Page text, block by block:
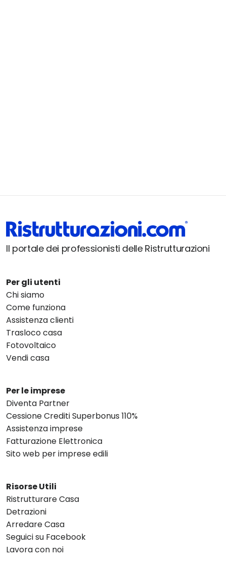
Il portale dei professionisti delle Ristrutturazioni
Per gli utenti
Chi siamo
Come funziona
Assistenza clienti
Trasloco casa
Fotovoltaico
Vendi casa
Per le imprese
Diventa Partner
Cessione Crediti Superbonus 110%
Assistenza imprese
Fatturazione Elettronica
Sito web per imprese edili
Risorse Utili
Ristrutturare Casa
Detrazioni
Arredare Casa
Seguici su Facebook
Lavora con noi